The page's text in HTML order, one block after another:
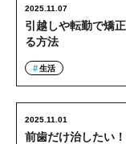
引越しや転勤で矯
る方法
2025.11.07
生活
前歯だけ治したい
2025.11.01